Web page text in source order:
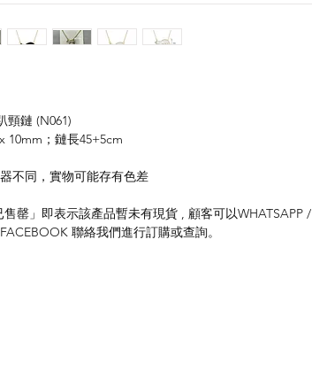
頸鏈 (N061)
10mm；鏈長45+5cm
不同，實物可能存有色差
罄」即表示該產品暫未有現貨 , 顧客可以WHATSAPP /
聯絡我們進行訂購或查詢。